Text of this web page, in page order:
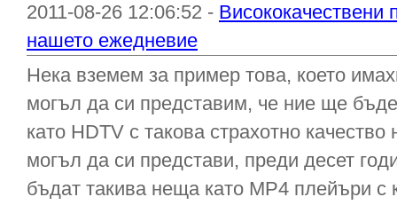
2011-08-26 12:06:52 - Висококачествени
нашето ежедневие
Нека вземем за пример това, което
могъл да си представим, че ние ще
като HDTV с такова страхотно
могъл да си представи, преди десет
бъдат такива неща като MP4 плейъри с